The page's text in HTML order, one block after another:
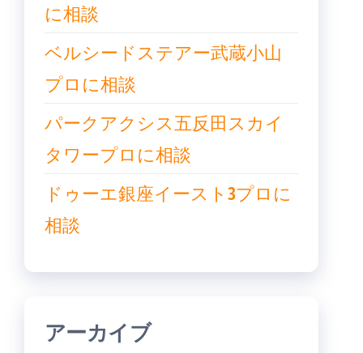
に相談
ベルシードステアー武蔵小山
プロに相談
パークアクシス五反田スカイ
タワープロに相談
ドゥーエ銀座イースト3プロに
相談
アーカイブ